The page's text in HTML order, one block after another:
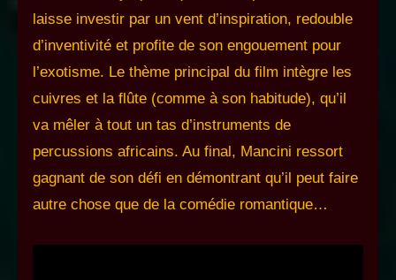
laisse investir par un vent d’inspiration, redouble
d’inventivité et profite de son engouement pour
l’exotisme. Le thème principal du film intègre les
cuivres et la flûte (comme à son habitude), qu’il
va mêler à tout un tas d’instruments de
percussions africains. Au final, Mancini ressort
gagnant de son défi en démontrant qu’il peut faire
autre chose que de la comédie romantique…